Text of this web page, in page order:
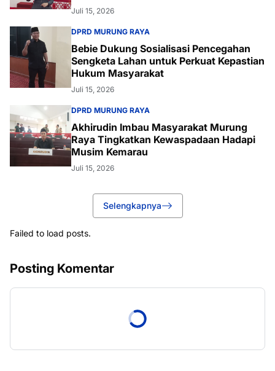
Juli 15, 2026
DPRD MURUNG RAYA
Bebie Dukung Sosialisasi Pencegahan
Sengketa Lahan untuk Perkuat Kepastian
Hukum Masyarakat
Juli 15, 2026
DPRD MURUNG RAYA
Akhirudin Imbau Masyarakat Murung
Raya Tingkatkan Kewaspadaan Hadapi
Musim Kemarau
Juli 15, 2026
Selengkapnya
Failed to load posts.
Posting Komentar